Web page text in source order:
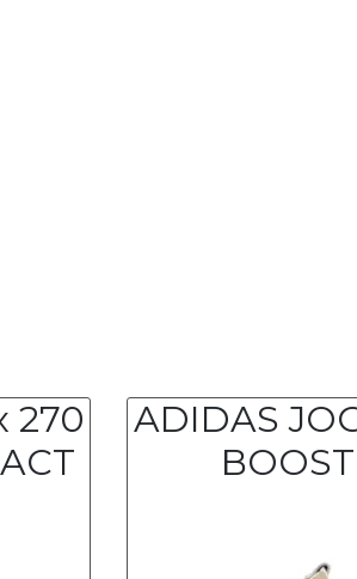
270
ADIDAS
BOOST